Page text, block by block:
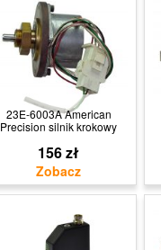
23E-6003A American
Precision silnik krokowy
156 zł